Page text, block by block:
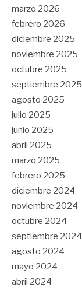
marzo 2026
febrero 2026
diciembre 2025
noviembre 2025
octubre 2025
septiembre 2025
agosto 2025
julio 2025
junio 2025
abril 2025
marzo 2025
febrero 2025
diciembre 2024
noviembre 2024
octubre 2024
septiembre 2024
agosto 2024
mayo 2024
abril 2024